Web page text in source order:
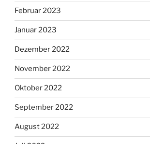
Februar 2023
Januar 2023
Dezember 2022
November 2022
Oktober 2022
September 2022
August 2022